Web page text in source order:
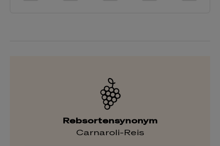
Rebsortensynonym
Carnaroli-Reis